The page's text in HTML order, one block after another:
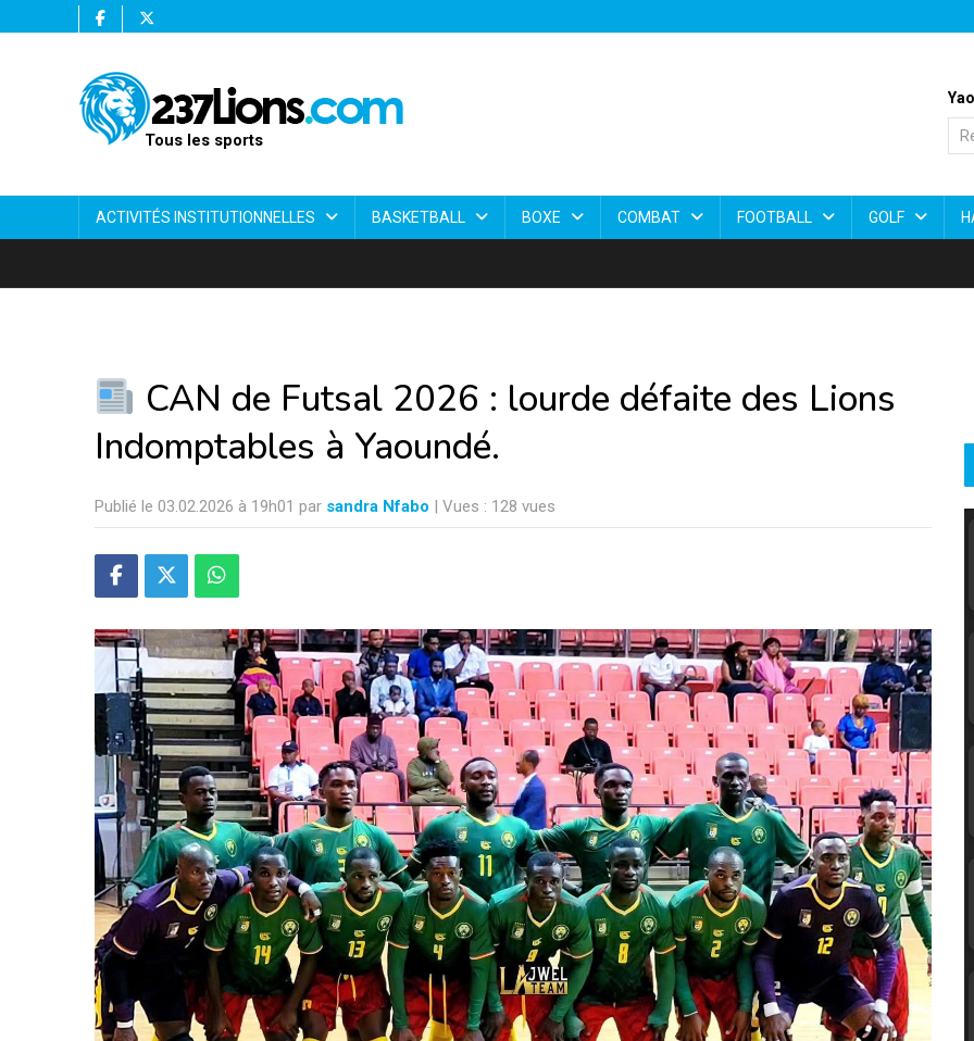
Tous les sports
ACTIVITÉS INSTITUTIONNELLES BASKETBALL BOXE COMBAT FOOTBALL GOLF
CAN de Futsal 2026 : lourde défaite des Lions
Indomptables à Yaoundé.
Publié le 03.02.2026 à 19h01 par sandra Nfabo | Vues : 128 vues